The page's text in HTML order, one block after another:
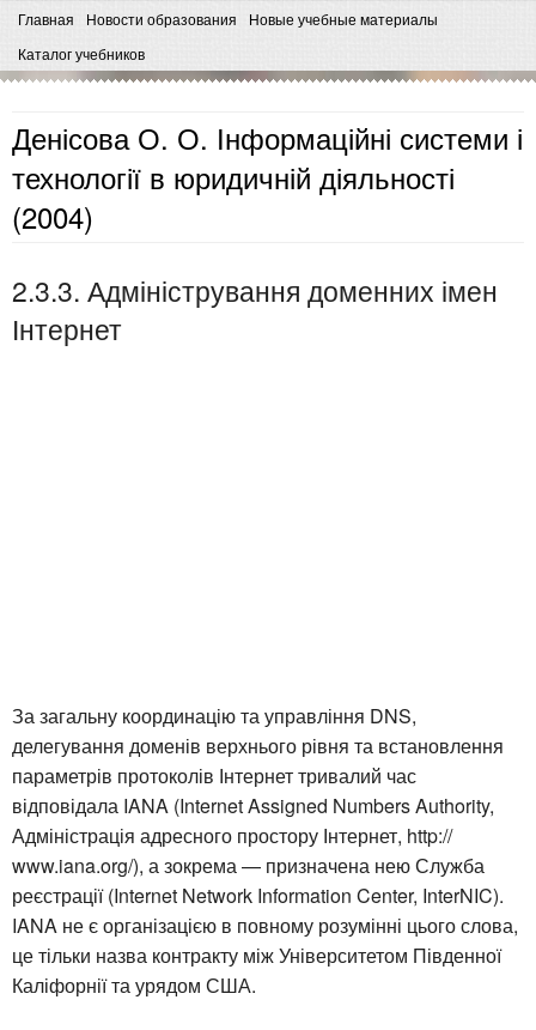
Главная Новости образования
Новые учебные материалы
Каталог учебников
Денісова О. О. Інформаційні системи і
технології в юридичній діяльності
(2004)
2.3.3. Адміністрування доменних імен
Інтернет
За загальну координацію та управління DNS,
делегування доменів верхнього рівня та встановлення
параметрів протоколів Інтернет тривалий час
відповідала IANA (Internet Assigned Numbers Authority,
Адміністрація адресного простору Інтернет, http://
www.iana.org/), а зокрема — призначена нею Служба
реєстрації (Internet Network Information Center, InterNIC).
IANA не є організацією в повному розумінні цього слова,
це тільки назва контракту між Університетом Південної
Каліфорнії та урядом США.